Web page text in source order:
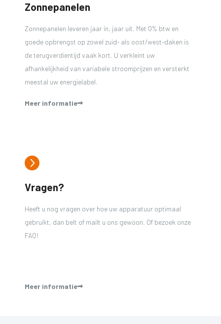
Zonnepanelen
Zonnepanelen leveren jaar in, jaar uit. Met 0% btw en
goede opbrengst op zowel zuid- als oost/west-daken is
de terugverdientijd vaak kort. U verkleint uw
afhankelijkheid van variabele stroomprijzen en versterkt
meestal uw energielabel.
Meer informatie
Vragen?
Heeft u nog vragen over hoe uw apparatuur optimaal
gebruikt, dan belt of mailt u ons gewoon. Of bezoek onze
FAQ!
Meer informatie